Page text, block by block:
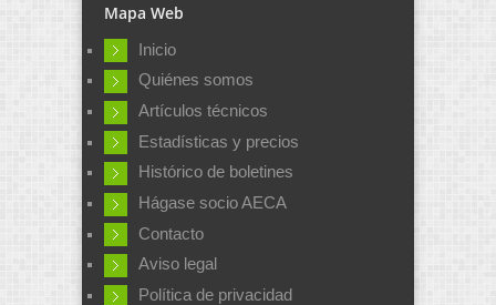
Mapa Web
Inicio
Quiénes somos
Artículos técnicos
Estadísticas y precios
Histórico de boletines
Hágase socio AECA
Contacto
Aviso legal
Política de privacidad